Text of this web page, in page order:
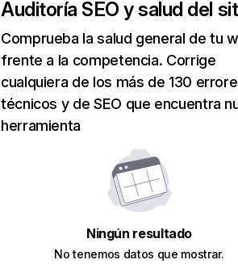
Auditoría SEO y salud del
Comprueba la salud general de tu
frente a la competencia. Corrige
cualquiera de los más de 130
técnicos y de SEO que encuentra
herramienta
Ningún resultado
No tenemos datos que mostrar.